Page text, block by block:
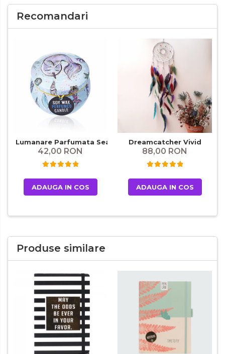
Recomandari
Lumanare Parfumata Sea Unicorn
42,00 RON
ADAUGA IN COS
Dreamcatcher Vivid
88,00 RON
ADAUGA IN COS
Produse similare